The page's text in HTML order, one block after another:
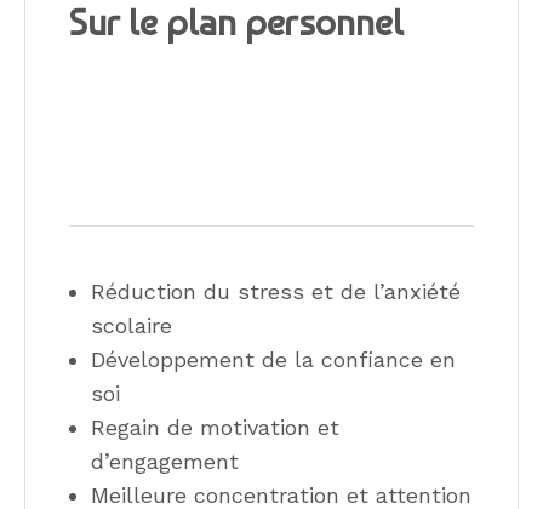
Sur le plan personnel
Réduction du stress et de l’anxiété
scolaire
Développement de la confiance en
soi
Regain de motivation et
d’engagement
Meilleure concentration et attention